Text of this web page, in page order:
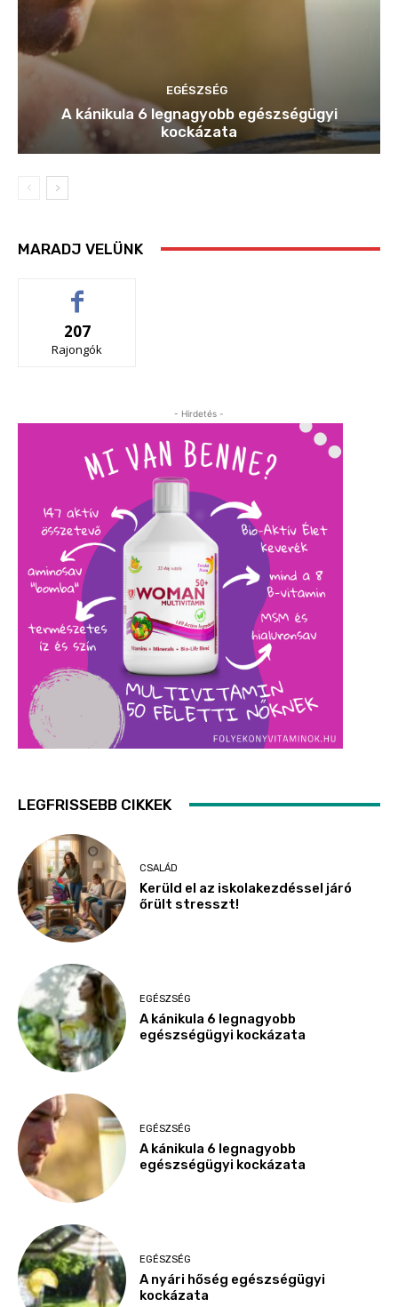
EGÉSZSÉG
A kánikula 6 legnagyobb egészségügyi
kockázata
MARADJ VELÜNK
207
Rajongók
- Hirdetés -
LEGFRISSEBB CIKKEK
CSALÁD
Kerüld el az iskolakezdéssel járó
őrült stresszt!
EGÉSZSÉG
A kánikula 6 legnagyobb
egészségügyi kockázata
EGÉSZSÉG
A kánikula 6 legnagyobb
egészségügyi kockázata
EGÉSZSÉG
A nyári hőség egészségügyi
kockázata